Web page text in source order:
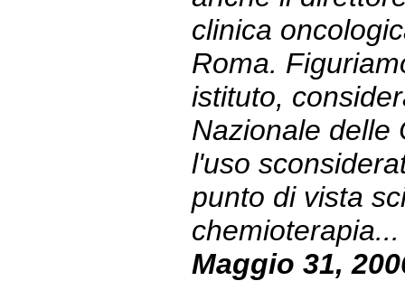
clinica
Roma.
istituto,
Nazionale delle
l'uso
punto di vista
Maggio 31,